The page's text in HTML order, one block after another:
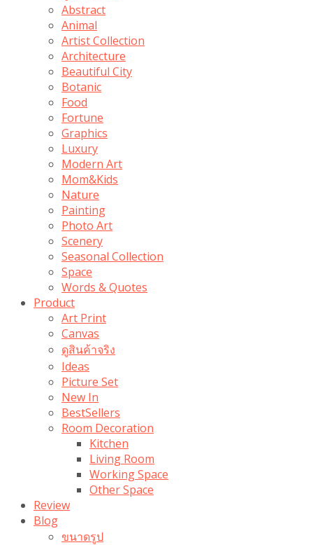
Abstract
Animal
Artist Collection
Architecture
Beautiful City
Botanic
Food
Fortune
Graphics
Luxury
Modern Art
Mom&Kids
Nature
Painting
Photo Art
Scenery
Seasonal Collection
Space
Words & Quotes
Product
Art Print
Canvas
ดูสินค้าจริง
Ideas
Picture Set
New In
BestSellers
Room Decoration
Kitchen
Living Room
Working Space
Other Space
Review
Blog
ขนาดรูป